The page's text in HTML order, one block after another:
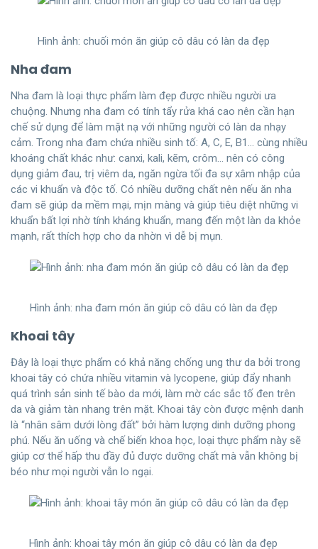
Hình ảnh: chuối món ăn giúp cô dâu có làn da đẹp
Nha đam
Nha đam là loại thực phẩm làm đẹp được nhiều người ưa
chuộng. Nhưng nha đam có tính tẩy rửa khá cao nên cần hạn
chế sử dụng để làm mặt nạ với những người có làn da nhạy
cảm. Trong nha đam chứa nhiều sinh tố: A, C, E, B1… cùng nhiều
khoáng chất khác như: canxi, kali, kẽm, crôm… nên có công
dụng giảm đau, trị viêm da, ngăn ngừa tối đa sự xâm nhập của
các vi khuẩn và độc tố. Có nhiều dưỡng chất nên nếu ăn nha
đam sẽ giúp da mềm mại, mịn màng và giúp tiêu diệt những vi
khuẩn bất lợi nhờ tính kháng khuẩn, mang đến một làn da khỏe
mạnh, rất thích hợp cho da nhờn vì dễ bị mụn.
Hình ảnh: nha đam món ăn giúp cô dâu có làn da đẹp
Khoai tây
Đây là loại thực phẩm có khả năng chống ung thư da bởi trong
khoai tây có chứa nhiều vitamin và lycopene, giúp đẩy nhanh
quá trình sản sinh tế bào da mới, làm mờ các sắc tố đen trên
da và giảm tàn nhang trên mặt. Khoai tây còn được mệnh danh
là “nhân sâm dưới lòng đất” bởi hàm lượng dinh dưỡng phong
phú. Nếu ăn uống và chế biến khoa học, loại thực phẩm này sẽ
giúp cơ thể hấp thu đầy đủ được dưỡng chất mà vẫn không bị
béo như mọi người vẫn lo ngại.
Hình ảnh: khoai tây món ăn giúp cô dâu có làn da đẹp